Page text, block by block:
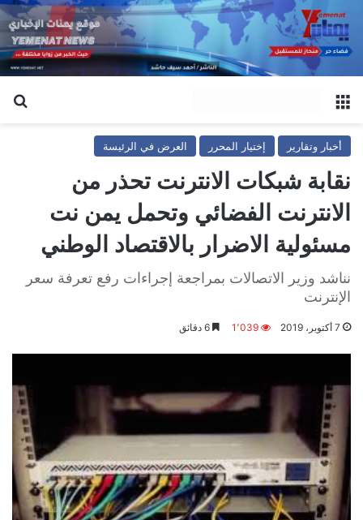
أخبار وتقارير إختيار المحرر العرض في الرئيسة
نقابة شبكات الانترنت تحذر من
الانترنت الفضائي وتحمل يمن نت
مسئولية الاضرار بالاقتصاد الوطني
نناشد وزير الاتصالات بمراجعة إجراءات رفع تعرفة سعر
الإنترنت
7 أكتوبر، 2019 1٬039